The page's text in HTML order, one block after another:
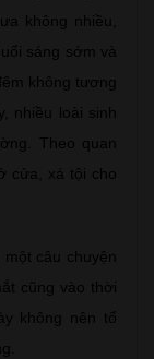
không nhiều,
sáng sớm và
không tương
nhiều loài sinh
Theo quan
cửa, xá tội cho
câu chuyện
cũng vào thời
không nên tổ